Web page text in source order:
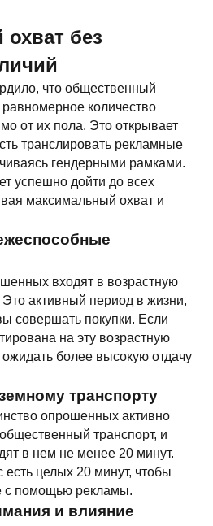
без
что общественный
количество
от их пола. Это открывает
транслировать рекламные
гендерными рамками.
успешно дойти до всех
максимальный охват и
входят в возрастную
Это активный период в жизни,
совершать покупки. Если
на эту возрастную
более высокую отдачу
транспорту
опрошенных активно
транспорт, и
в нем не менее 20 минут.
есть целых 20 минут, чтобы
с помощью рекламы.
и влияние